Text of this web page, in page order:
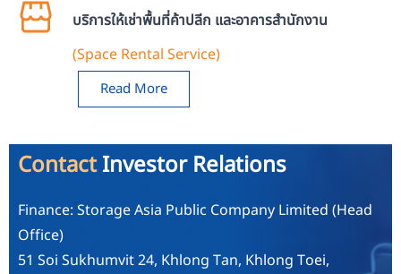
บริการให้เช่าพื้นที่ค้าปลีก และอาคารสำนักงาน
(Space Rental Service)
Read More
ContactInvestor Relations
Finance: Storage Asia Public Company Limited (Head
Office)
51 Soi Sukhumvit 24, Khlong Tan, Khlong Toei,